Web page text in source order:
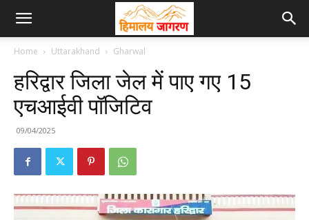
Home Uttarakhand Gharwal
हरिद्वार जिला जेल में पाए गए 15
एचआईवी पॉजिटिव
09/04/2025